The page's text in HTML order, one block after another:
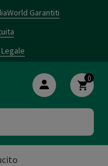
Garantiti
0